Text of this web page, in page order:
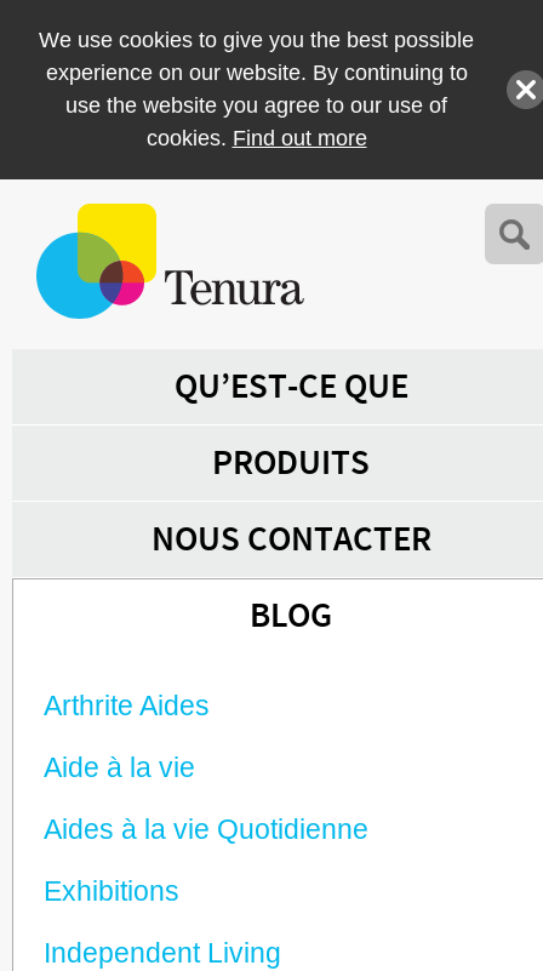
We use cookies to give you the best possible
experience on our website. By continuing to
use the website you agree to our use of
cookies. Find out more
QU’EST-CE QUE
PRODUITS
NOUS CONTACTER
BLOG
Arthrite Aides
Aide à la vie
Aides à la vie Quotidienne
Exhibitions
Independent Living